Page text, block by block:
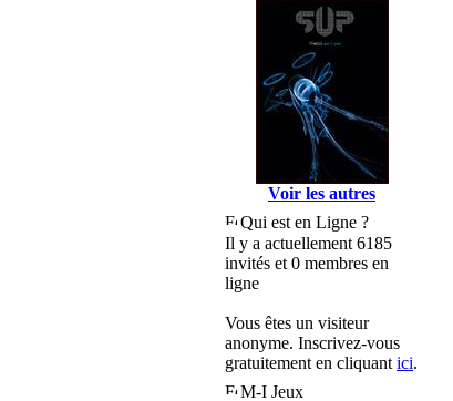
Voir les autres
Qui est en Ligne ?
Il y a actuellement 6185
invités et 0 membres en
ligne
Vous êtes un visiteur
anonyme. Inscrivez-vous
gratuitement en cliquant ici.
M-I Jeux